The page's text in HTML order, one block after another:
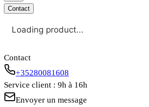
Contact
Loading product...
Contact
+35280081608
Service client : 9h à 16h
Envoyer un message